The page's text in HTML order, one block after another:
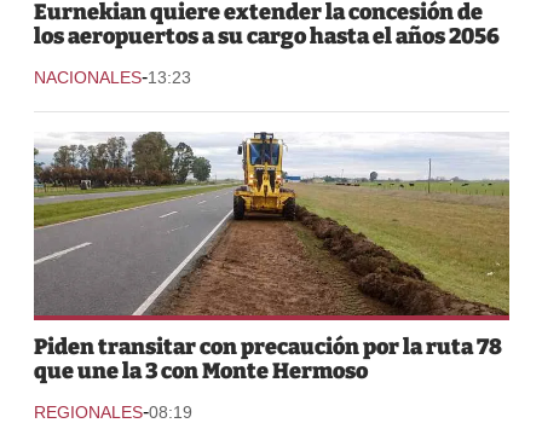
Eurnekian quiere extender la concesión de
los aeropuertos a su cargo hasta el años 2056
NACIONALES-13:23
Piden transitar con precaución por la ruta 78
que une la 3 con Monte Hermoso
REGIONALES-08:19